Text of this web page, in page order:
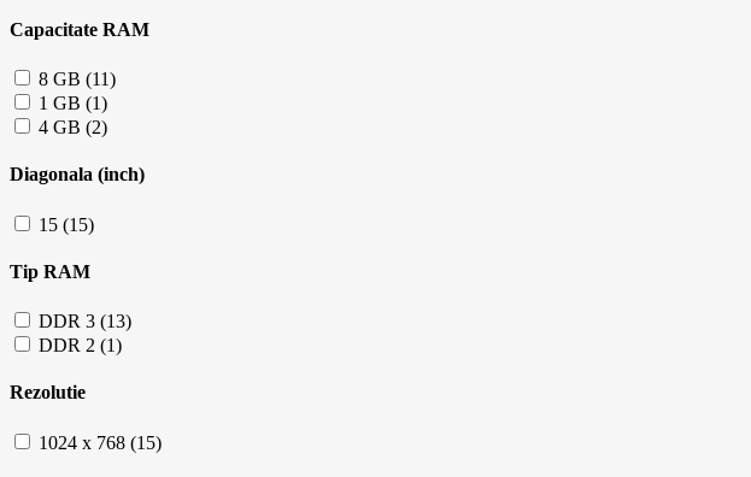
Capacitate RAM
8 GB (11)
1 GB (1)
4 GB (2)
Diagonala (inch)
15 (15)
Tip RAM
DDR 3 (13)
DDR 2 (1)
Rezolutie
1024 x 768 (15)